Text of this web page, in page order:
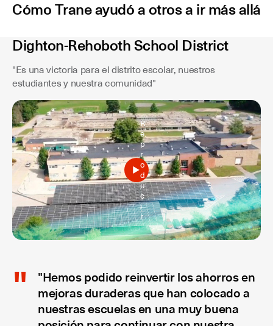
Cómo Trane ayudó a otros a ir más allá
Dighton-Rehoboth School District
"Es una victoria para el distrito escolar, nuestros
estudiantes y nuestra comunidad"
R
e
p
r
o
d
u
c
i
r
"Hemos podido reinvertir los ahorros en
mejoras duraderas que han colocado a
nuestras escuelas en una muy buena